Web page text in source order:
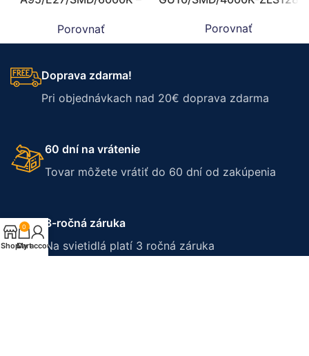
Porovnať
Porovnať
Doprava zdarma!
Pri objednávkach nad 20€ doprava zdarma
60 dní na vrátenie
Tovar môžete vrátiť do 60 dní od zakúpenia
3-ročná záruka
Na svietidlá platí 3 ročná záruka
Shop
0
Cart
My account